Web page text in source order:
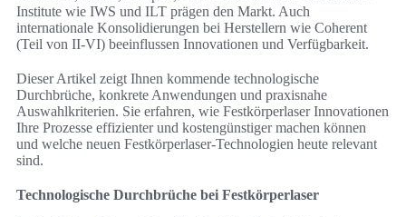
Institute wie IWS und ILT prägen den Markt. Auch
internationale Konsolidierungen bei Herstellern wie Coherent
(Teil von II‑VI) beeinflussen Innovationen und Verfügbarkeit.
Dieser Artikel zeigt Ihnen kommende technologische
Durchbrüche, konkrete Anwendungen und praxisnahe
Auswahlkriterien. Sie erfahren, wie Festkörperlaser Innovationen
Ihre Prozesse effizienter und kostengünstiger machen können
und welche neuen Festkörperlaser-Technologien heute relevant
sind.
Technologische Durchbrüche bei Festkörperlaser